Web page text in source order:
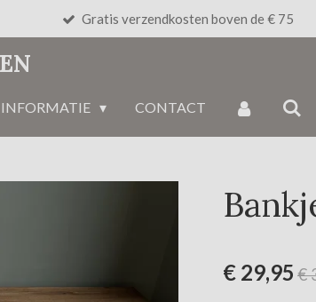
Gratis verzendkosten boven de € 75
INFORMATIE CONTACT
€ 29,95 €